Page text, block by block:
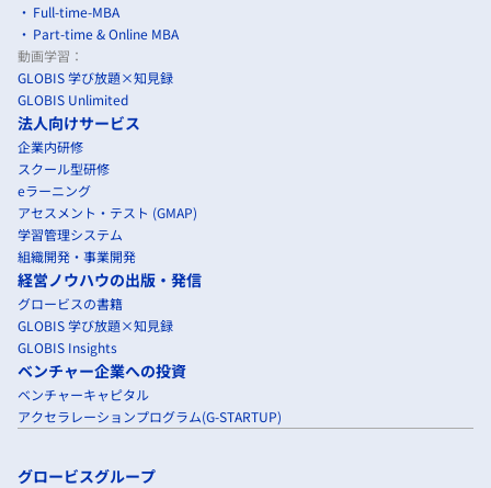
Full-time-MBA
Part-time & Online MBA
動画学習：
GLOBIS 学び放題×知見録
GLOBIS Unlimited
法人向けサービス
企業内研修
スクール型研修
eラーニング
アセスメント・テスト (GMAP)
学習管理システム
組織開発・事業開発
経営ノウハウの出版・発信
グロービスの書籍
GLOBIS 学び放題×知見録
GLOBIS Insights
ベンチャー企業への投資
ベンチャーキャピタル
アクセラレーションプログラム(G-STARTUP)
グロービスグループ